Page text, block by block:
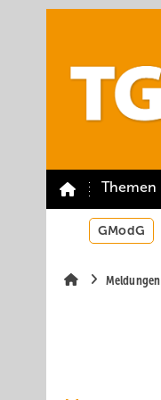
Themen
GModG
Meldungen